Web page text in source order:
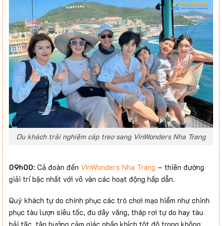
Du khách trải nghiệm cáp treo sang VinWonders Nha Trang
09h00: Cả đoàn đến VinWonders Nha Trang – thiên đường
giải trí bậc nhất với vô vàn các hoạt động hấp dẫn.
Quý khách tự do chinh phục các trò chơi mạo hiểm như chinh
phục tàu lượn siêu tốc, đu dây văng, tháp rơi tự do hay tàu